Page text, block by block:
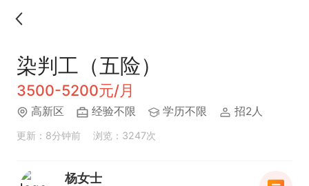
染判工（五险）
3500-5200元/月
高新区 经验不限 学历不限 招2人
更新：8分钟前 浏览：3247次
杨女士